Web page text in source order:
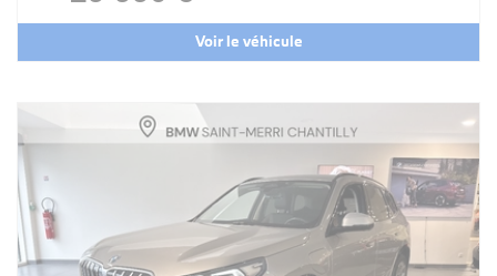
Voir le véhicule